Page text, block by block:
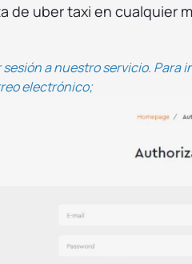
de uber taxi en cualquier
a nuestro servicio. Para
electrónico;